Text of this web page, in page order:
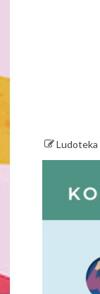
Ludoteka